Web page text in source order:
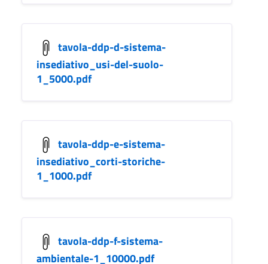
tavola-ddp-d-sistema-
insediativo_usi-del-suolo-
1_5000.pdf
tavola-ddp-e-sistema-
insediativo_corti-storiche-
1_1000.pdf
tavola-ddp-f-sistema-
ambientale-1_10000.pdf